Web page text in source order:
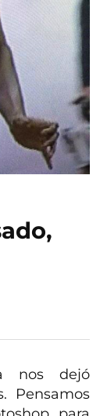
nos dejó
Pensamos